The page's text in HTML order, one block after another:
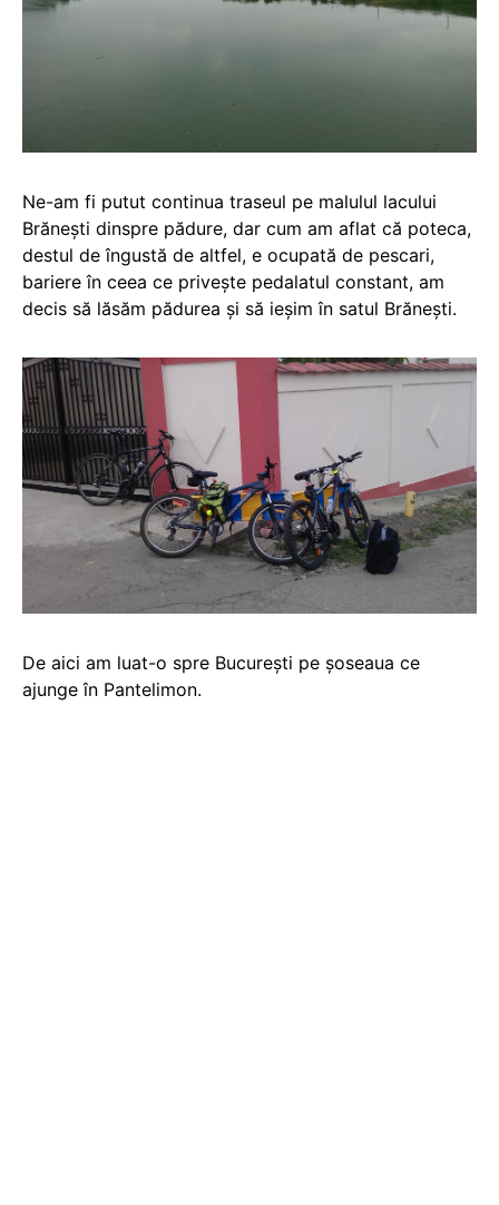
Ne-am fi putut continua traseul pe malulul lacului
Brănești dinspre pădure, dar cum am aflat că poteca,
destul de îngustă de altfel, e ocupată de pescari,
bariere în ceea ce privește pedalatul constant, am
decis să lăsăm pădurea și să ieșim în satul Brănești.
De aici am luat-o spre București pe șoseaua ce
ajunge în Pantelimon.